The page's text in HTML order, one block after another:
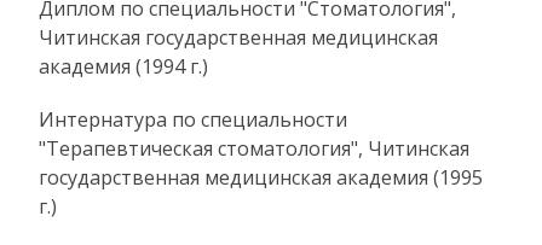
Диплом по специальности "Стоматология",
Читинская государственная медицинская
академия (1994 г.)
Интернатура по специальности
"Терапевтическая стоматология", Читинская
государственная медицинская академия (1995
г.)